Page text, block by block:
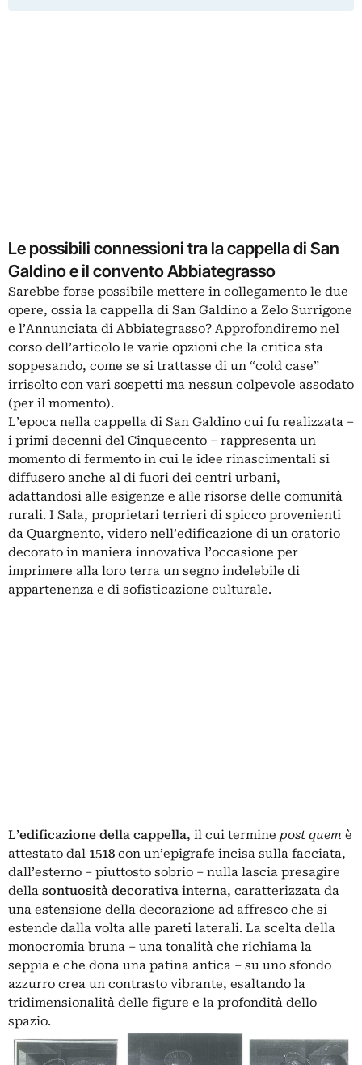
Le possibili connessioni tra la cappella di San
Galdino e il convento Abbiategrasso
Sarebbe forse possibile mettere in collegamento le due
opere, ossia la cappella di San Galdino a Zelo Surrigone
e l’Annunciata di Abbiategrasso? Approfondiremo nel
corso dell’articolo le varie opzioni che la critica sta
soppesando, come se si trattasse di un “cold case”
irrisolto con vari sospetti ma nessun colpevole assodato
(per il momento).
L’epoca nella cappella di San Galdino cui fu realizzata –
i primi decenni del Cinquecento – rappresenta un
momento di fermento in cui le idee rinascimentali si
diffusero anche al di fuori dei centri urbani,
adattandosi alle esigenze e alle risorse delle comunità
rurali. I Sala, proprietari terrieri di spicco provenienti
da Quargnento, videro nell’edificazione di un oratorio
decorato in maniera innovativa l’occasione per
imprimere alla loro terra un segno indelebile di
appartenenza e di sofisticazione culturale.
L’edificazione della cappella, il cui termine post quem è
attestato dal 1518 con un’epigrafe incisa sulla facciata,
dall’esterno – piuttosto sobrio – nulla lascia presagire
della sontuosità decorativa interna, caratterizzata da
una estensione della decorazione ad affresco che si
estende dalla volta alle pareti laterali. La scelta della
monocromia bruna – una tonalità che richiama la
seppia e che dona una patina antica – su uno sfondo
azzurro crea un contrasto vibrante, esaltando la
tridimensionalità delle figure e la profondità dello
spazio.